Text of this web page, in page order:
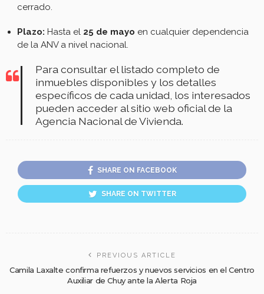
cerrado.
Plazo: Hasta el 25 de mayo en cualquier dependencia
de la ANV a nivel nacional.
Para consultar el listado completo de
inmuebles disponibles y los detalles
específicos de cada unidad, los interesados
pueden acceder al sitio web oficial de la
Agencia Nacional de Vivienda.
SHARE ON FACEBOOK
SHARE ON TWITTER
PREVIOUS ARTICLE
Camila Laxalte confirma refuerzos y nuevos servicios en el Centro
Auxiliar de Chuy ante la Alerta Roja